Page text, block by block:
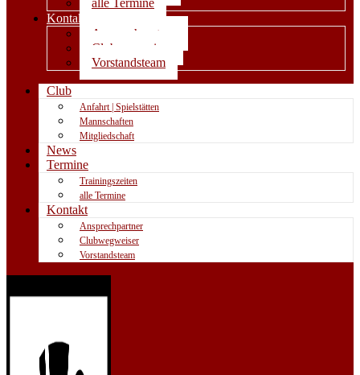
alle Termine
Kontakt
Ansprechpartner
Clubwegweiser
Vorstandsteam
Club
Anfahrt | Spielstätten
Mannschaften
Mitgliedschaft
News
Termine
Trainingszeiten
alle Termine
Kontakt
Ansprechpartner
Clubwegweiser
Vorstandsteam